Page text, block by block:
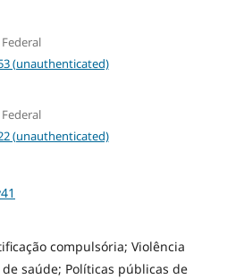
(unauthenticated)
(unauthenticated)
compulsória; Violência
saúde; Políticas públicas de